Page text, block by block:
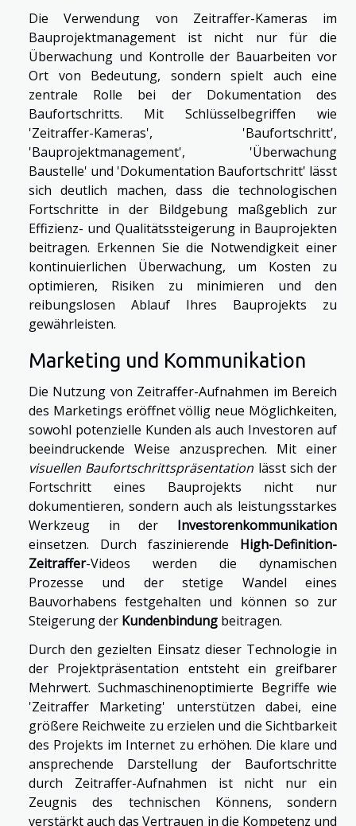
Die Verwendung von Zeitraffer-Kameras im
Bauprojektmanagement ist nicht nur für die
Überwachung und Kontrolle der Bauarbeiten vor
Ort von Bedeutung, sondern spielt auch eine
zentrale Rolle bei der Dokumentation des
Baufortschritts. Mit Schlüsselbegriffen wie
'Zeitraffer-Kameras', 'Baufortschritt',
'Bauprojektmanagement', 'Überwachung
Baustelle' und 'Dokumentation Baufortschritt' lässt
sich deutlich machen, dass die technologischen
Fortschritte in der Bildgebung maßgeblich zur
Effizienz- und Qualitätssteigerung in Bauprojekten
beitragen. Erkennen Sie die Notwendigkeit einer
kontinuierlichen Überwachung, um Kosten zu
optimieren, Risiken zu minimieren und den
reibungslosen Ablauf Ihres Bauprojekts zu
gewährleisten.
Marketing und Kommunikation
Die Nutzung von Zeitraffer-Aufnahmen im Bereich
des Marketings eröffnet völlig neue Möglichkeiten,
sowohl potenzielle Kunden als auch Investoren auf
beeindruckende Weise anzusprechen. Mit einer
visuellen Baufortschrittspräsentation lässt sich der
Fortschritt eines Bauprojekts nicht nur
dokumentieren, sondern auch als leistungsstarkes
Werkzeug in der Investorenkommunikation
einsetzen. Durch faszinierende High-Definition-
Zeitraffer-Videos werden die dynamischen
Prozesse und der stetige Wandel eines
Bauvorhabens festgehalten und können so zur
Steigerung der Kundenbindung beitragen.
Durch den gezielten Einsatz dieser Technologie in
der Projektpräsentation entsteht ein greifbarer
Mehrwert. Suchmaschinenoptimierte Begriffe wie
'Zeitraffer Marketing' unterstützen dabei, eine
größere Reichweite zu erzielen und die Sichtbarkeit
des Projekts im Internet zu erhöhen. Die klare und
ansprechende Darstellung der Baufortschritte
durch Zeitraffer-Aufnahmen ist nicht nur ein
Zeugnis des technischen Könnens, sondern
verstärkt auch das Vertrauen in die Kompetenz und